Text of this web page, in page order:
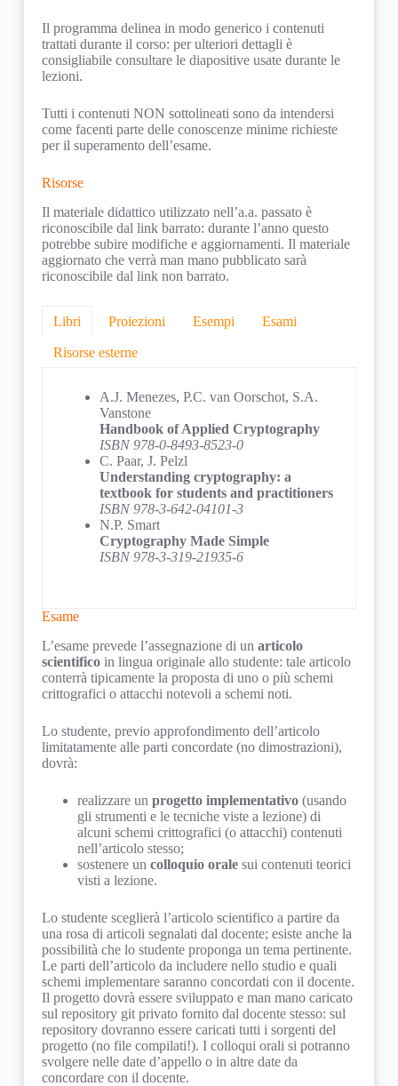
Il programma delinea in modo generico i contenuti
trattati durante il corso: per ulteriori dettagli è
consigliabile consultare le diapositive usate durante le
lezioni.
Tutti i contenuti NON sottolineati sono da intendersi
come facenti parte delle conoscenze minime richieste
per il superamento dell’esame.
Risorse
Il materiale didattico utilizzato nell’a.a. passato è
riconoscibile dal link barrato: durante l’anno questo
potrebbe subire modifiche e aggiornamenti. Il materiale
aggiornato che verrà man mano pubblicato sarà
riconoscibile dal link non barrato.
Libri Proiezioni Esempi Esami
Risorse esterne
A.J. Menezes, P.C. van Oorschot, S.A.
Vanstone
Handbook of Applied Cryptography
ISBN 978-0-8493-8523-0
C. Paar, J. Pelzl
Understanding cryptography: a
textbook for students and practitioners
ISBN 978-3-642-04101-3
N.P. Smart
Cryptography Made Simple
ISBN 978-3-319-21935-6
Le proiezioni viste a lezione sono disponibili sul
repository git privato del corso. A titolo
esemplificativo è disponibile pubblicamente
unestrattodelle stesse
Gli esempi visti a lezione sono disponibili sul
repository git privato del corso.
L’elenco degli articoli scientifici che possono
essere oggetto del progetto finale, una volta
indicato dal docente, saranno resi disponibili sul
Prove in Itinere
passate del corso sono anch’esse disponibili sul
repository gitprivato del corso.
The GNU Multiple Precision Arithmetic
library
Nettle: a low-level cryptographic library
PBC Library: the Pairing-Based
Cryptography library
Rationals
RELIC toolkit
Esame
L’esame prevede l’assegnazione di un articolo
scientificoin lingua originale allo studente: tale articolo
conterrà tipicamente la proposta di uno o più schemi
crittografici o attacchi notevoli a schemi noti.
Lo studente, previo approfondimento dell’articolo
limitatamente alle parti concordate (no dimostrazioni),
dovrà:
realizzare un progetto implementativo(usando
gli strumenti e le tecniche viste a lezione) di
alcuni schemi crittografici (o attacchi) contenuti
nell’articolo stesso;
sostenere un colloquio oralesui contenuti teorici
visti a lezione.
Lo studente sceglierà l’articolo scientifico a partire da
una rosa di articoli segnalati dal docente; esiste anche la
possibilità che lo studente proponga un tema pertinente.
Le parti dell’articolo da includere nello studio e quali
schemi implementare saranno concordati con il docente.
Il progetto dovrà essere sviluppato e man mano caricato
sul repository git privato fornito dal docente stesso: sul
repository dovranno essere caricati tutti i sorgenti del
progetto (no file compilati!). I colloqui orali si potranno
svolgere nelle date d’appello o in altre date da
concordare con il docente.